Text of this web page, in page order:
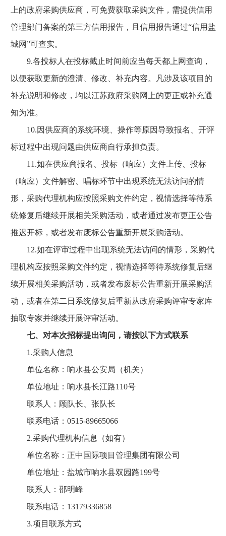
上的政府采购供应商，可免费获取采购文件，需提供信用
管理部门备案的第三方信用报告，且信用报告通过“信用盐
城网”可查实。
9.各投标人在投标截止时间前应当每天都上网查询，
以便获取更新的澄清、修改、补充内容。凡涉及该项目的
补充说明和修改，均以江苏政府采购网上的更正或补充通
知为准。
10.因供应商的系统环境、操作等原因导致报名、开评
标过程中出现问题由供应商自行承担负责。
11.如在供应商报名、投标（响应）文件上传、投标
（响应）文件解密、唱标环节中出现系统无法访问的情
形，采购代理机构应按照采购文件约定，视情选择等待系
统修复后继续开展相关采购活动，或者通过发布更正公告
推迟开标，或者发布废标公告重新开展采购活动。
12.如在评审过程中出现系统无法访问的情形，采购代
理机构应按照采购文件约定，视情选择等待系统修复后继
续开展相关采购活动，或者发布废标公告重新开展采购活
动，或者在第二日系统修复后重新从政府采购评审专家库
抽取专家并继续开展评审活动。
七、对本次招标提出询问，请按以下方式联系
1.采购人信息
单位名称：响水县公安局（机关）
单位地址：响水县长江路110号
联系人：顾队长、张队长
联系电话：0515-89665066
2.采购代理机构信息（如有）
单位名称：正中国际项目管理集团有限公司
单位地址：盐城市响水县双园路199号
联系人：邵明峰
联系电话：13179336858
3.项目联系方式